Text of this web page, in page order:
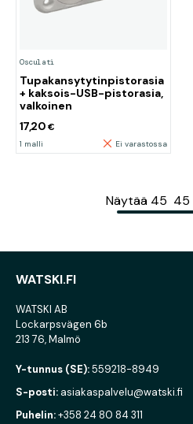
Osculati
Tupakansytytinpistorasia
+ kaksois-USB-pistorasia,
valkoinen
17,20 €
1 malli Ei varastossa
Näytää 45 45
WATSKI.FI
WATSKI AB
Lockarpsvägen 6b
213 76, Malmö
Y-tunnus (SE):559218-8949
S-posti: asiakaspalvelu@watski.fi
Puhelin:+358 24 80 84 311